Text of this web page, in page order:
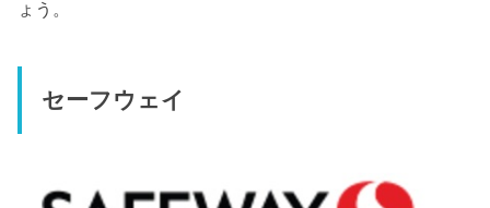
ょう。
セーフウェイ